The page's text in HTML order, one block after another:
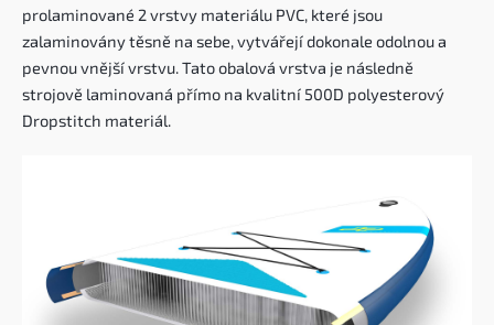
prolaminované 2 vrstvy materiálu PVC, které jsou
zalaminovány těsně na sebe, vytvářejí dokonale odolnou a
pevnou vnější vrstvu. Tato obalová vrstva je následně
strojově laminovaná přímo na kvalitní 500D polyesterový
Dropstitch materiál.